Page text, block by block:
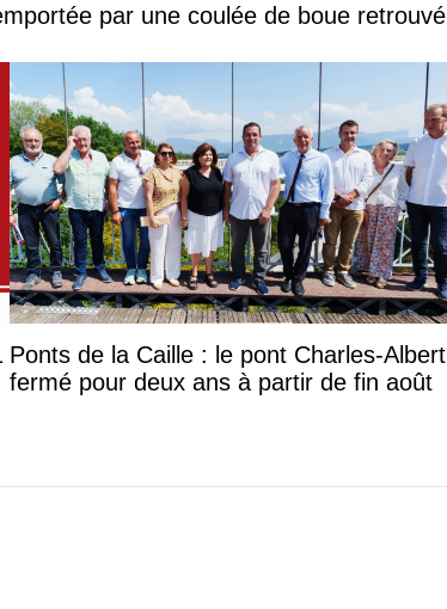
par une coulée de boue retrouvé
Ponts de la Caille : le pont Charles-Albert
fermé pour deux ans à partir de fin août